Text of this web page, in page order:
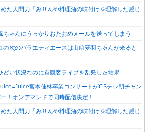
た人間力「みりんや料理酒の味付けを理解した感じ
ちゃんにうっかりおたおめメールを送ってしまう
の次のバラエティエースは山﨑夢羽ちゃんが来ると
どい状況なのに有観客ライブを乱発した結果
宮本佳林卒業コンサートがCSテレ朝チャン
！オンデマンドで同時配信決定！
た人間力「みりんや料理酒の味付けを理解した感じ